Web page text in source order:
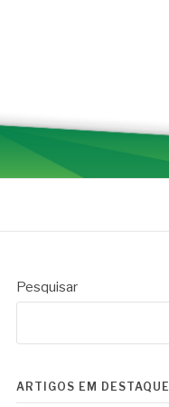
Pesquisar
ARTIGOS EM DESTAQUE